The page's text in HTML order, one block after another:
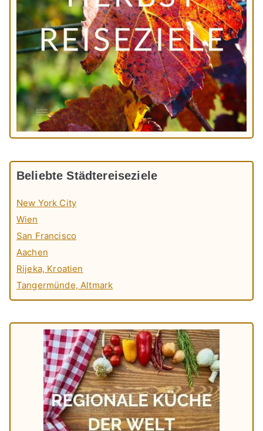
Beliebte Städtereiseziele
New York City
Wien
San Francisco
Aachen
Rijeka, Kroatien
Tangermünde, Altmark